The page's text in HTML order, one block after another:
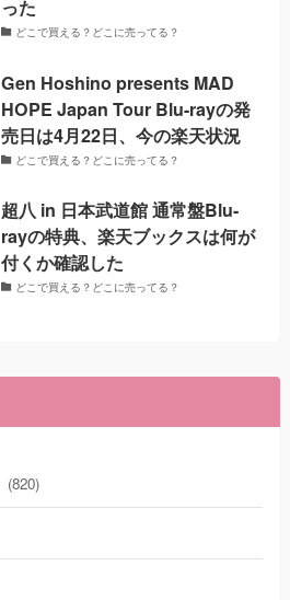
った
どこで買える？どこに売ってる？
Gen Hoshino presents MAD
HOPE Japan Tour Blu-rayの発
売日は4月22日、今の楽天状況
どこで買える？どこに売ってる？
超八 in 日本武道館 通常盤Blu-
rayの特典、楽天ブックスは何が
付くか確認した
どこで買える？どこに売ってる？
(820)